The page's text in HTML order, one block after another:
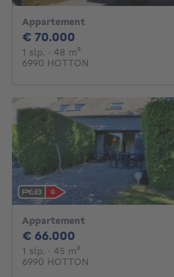
Appartement
€ 70.000
1 slp. 1 slaapkamer
· 48 m²
6990 HOTTON
Appartement
€ 66.000
1 slp. 1 slaapkamer
· 45 m²
6990 HOTTON